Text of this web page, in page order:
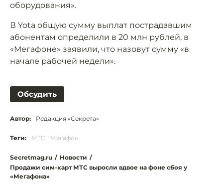
оборудования».
В Yota общую сумму выплат пострадавшим
абонентам определили в 20 млн рублей, в
«Мегафоне» заявили, что назовут сумму «в
начале рабочей недели».
Обсудить
Автор: Редакция «Секрета»
Теги: МТС Мегафон
Secretmag.ru / Новости /
Продажи сим-карт МТС выросли вдвое на фоне сбоя у
«Мегафона»